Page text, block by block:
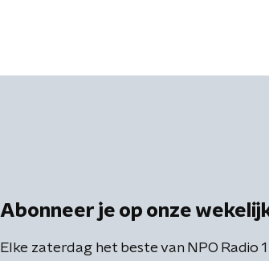
Abonneer je op onze
Elke zaterdag het beste van NPO Radio